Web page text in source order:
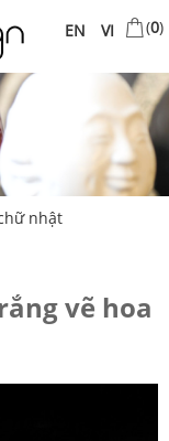
VI
EN (0)
nhật
vẽ hoa